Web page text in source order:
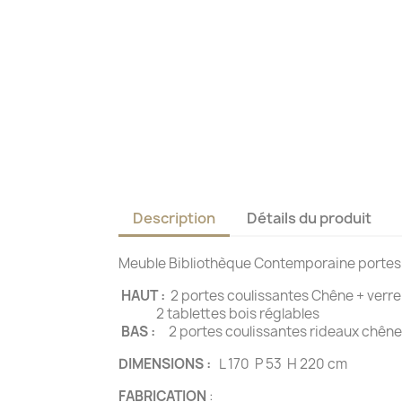
Description Détails du produit
Meuble Bibliothèque Contemporaine
HAUT : 2 portes coulissantes Chêne + verre
2 tablettes bois réglables
BAS :
2 portes coulissantes
DIMENSIONS : L 170 P 53 H 220 cm
FABRICATION :